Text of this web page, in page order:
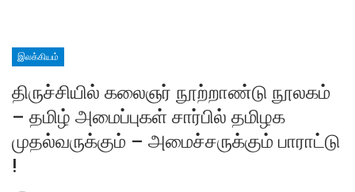
இலக்கியம்
திருச்சியில் கலைஞர் நூற்றாண்டு நூலகம்
– தமிழ் அமைப்புகள் சார்பில் தமிழக
முதல்வருக்கும் – அமைச்சருக்கும் பாராட்டு
!